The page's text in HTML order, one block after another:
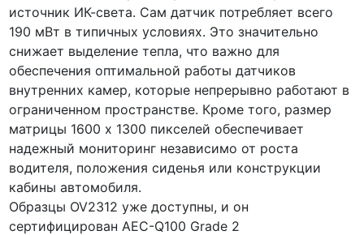
источник ИК-света. Сам датчик потребляет всего
190 мВт в типичных условиях. Это значительно
снижает выделение тепла, что важно для
обеспечения оптимальной работы датчиков
внутренних камер, которые непрерывно работают в
ограниченном пространстве. Кроме того, размер
матрицы 1600 x 1300 пикселей обеспечивает
надежный мониторинг независимо от роста
водителя, положения сиденья или конструкции
кабины автомобиля.
Образцы OV2312 уже доступны, и он
сертифицирован AEC-Q100 Grade 2